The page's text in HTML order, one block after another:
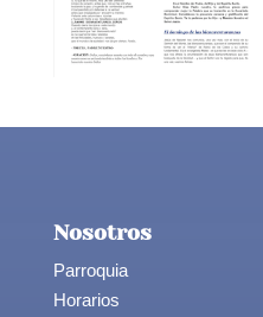
Nosotros
Parroquia
Horarios